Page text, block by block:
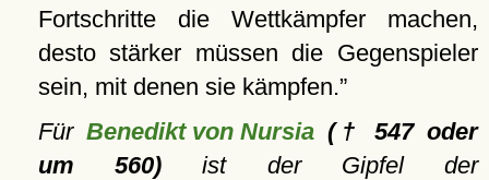
Fortschritte die Wettkämpfer machen,
desto stärker müssen die Gegenspieler
sein, mit denen sie kämpfen.
Für Benedikt von Nursia(† 547 oder
um 560) ist der Gipfel der